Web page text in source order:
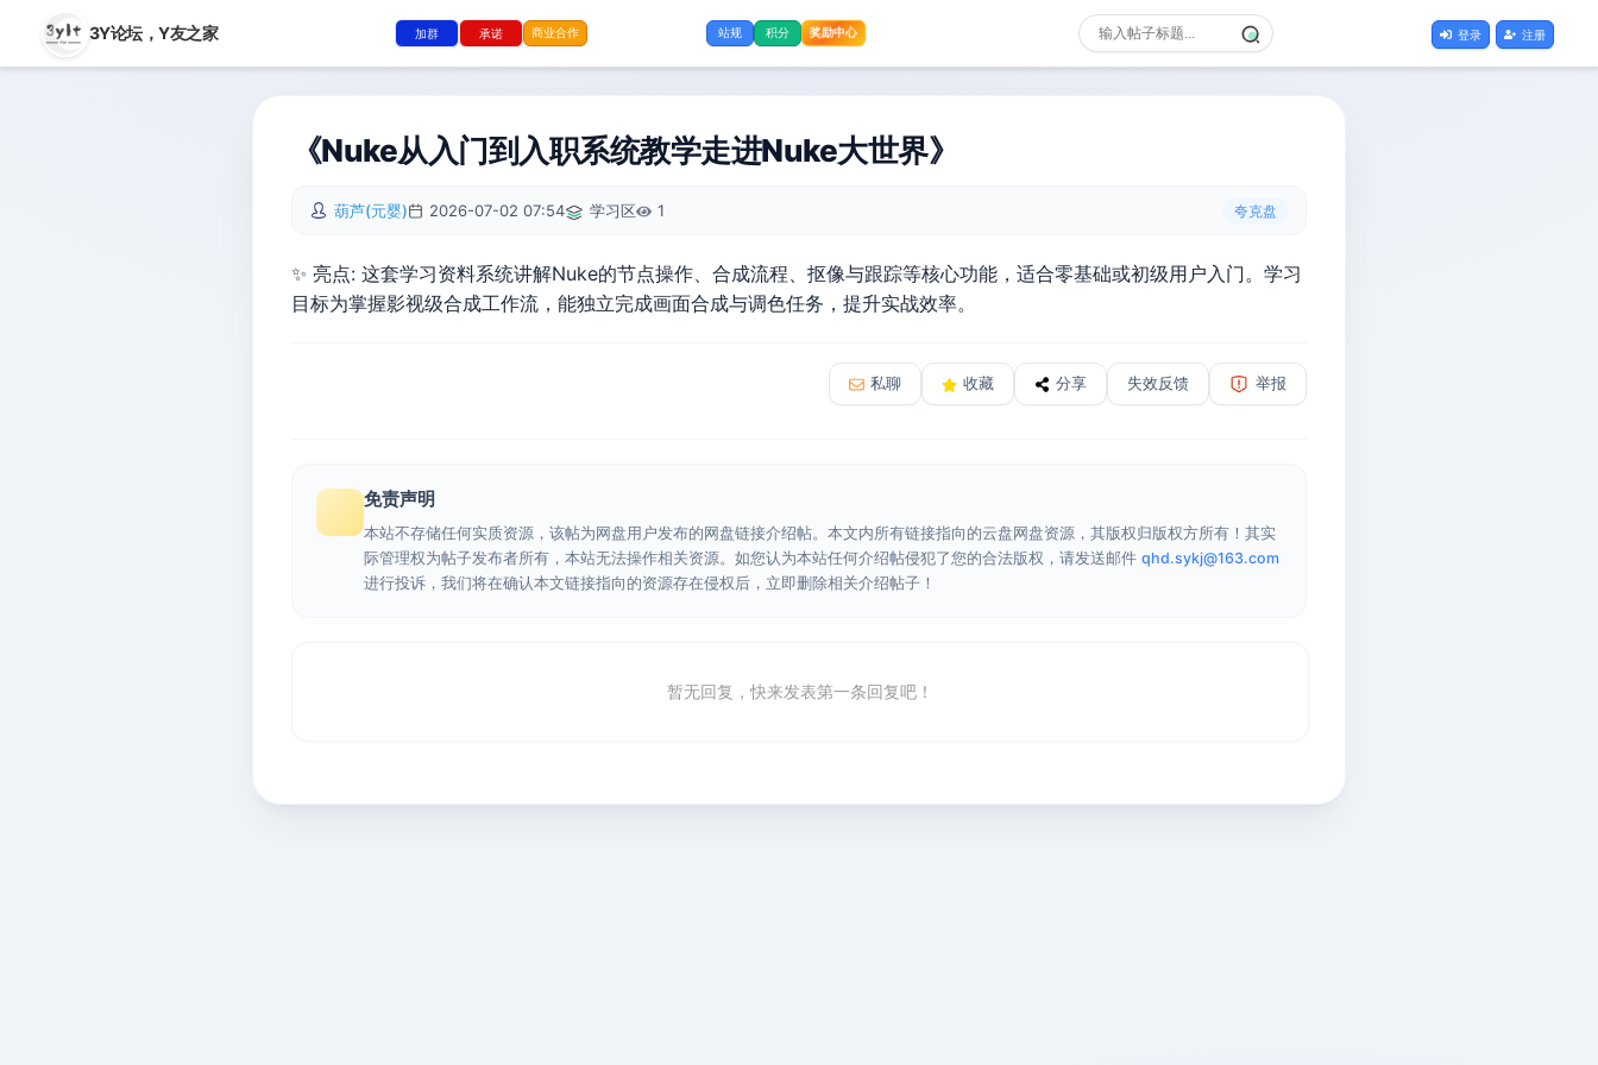
3Y论坛，Y友之家 加群 承诺 商业合作 站规 积分 奖励中心 登录 注册
《Nuke从入门到入职系统教学走进Nuke大世界》
葫芦(元婴) 2026-07-02 07:54 学习区 1 夸克盘
✨ 亮点: 这套学习资料系统讲解Nuke的节点操作、合成流程、抠像与跟踪等核心功能，适合零基础或初级用户入门。学习
目标为掌握影视级合成工作流，能独立完成画面合成与调色任务，提升实战效率。
私聊 收藏 分享 失效反馈 举报
免责声明
本站不存储任何实质资源，该帖为网盘用户发布的网盘链接介绍帖。本文内所有链接指向的云盘网盘资源，其版权归版权方所有！其实
际管理权为帖子发布者所有，本站无法操作相关资源。如您认为本站任何介绍帖侵犯了您的合法版权，请发送邮件 qhd.sykj@163.com
进行投诉，我们将在确认本文链接指向的资源存在侵权后，立即删除相关介绍帖子！
暂无回复，快来发表第一条回复吧！